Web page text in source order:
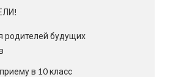
будущих
в 10 класс